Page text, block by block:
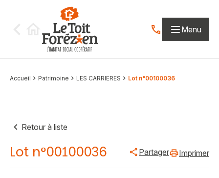
Contactez-nous
Menu
Accueil Patrimoine LES CARRIERES Lot n°00100036
Retour à liste
Lot n°00100036 Partager Imprimer